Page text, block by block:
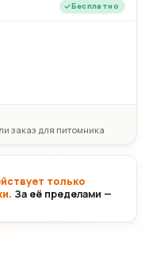
Бесплатно
заказ для питомника
только
За её пределами —